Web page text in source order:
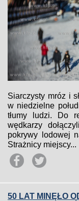
Siarczysty mróz i
w niedzielne
tłumy ludzi. Do
wędkarzy
pokrywy lodowej
Strażnicy miejscy...
50 LAT MINĘŁO